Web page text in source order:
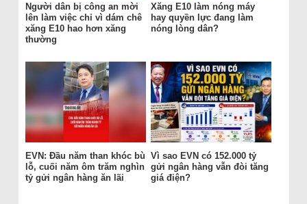
Người dân bị công an mời
lên làm việc chỉ vì dám chê
xăng E10 hao hơn xăng
thường
Xăng E10 làm nóng máy
hay quyền lực đang làm
nóng lòng dân?
EVN: Đầu năm than khóc bù
lỗ, cuối năm ôm trăm nghìn
tỷ gửi ngân hàng ăn lãi
Vì sao EVN có 152.000 tỷ
gửi ngân hàng vẫn đòi tăng
giá điện?